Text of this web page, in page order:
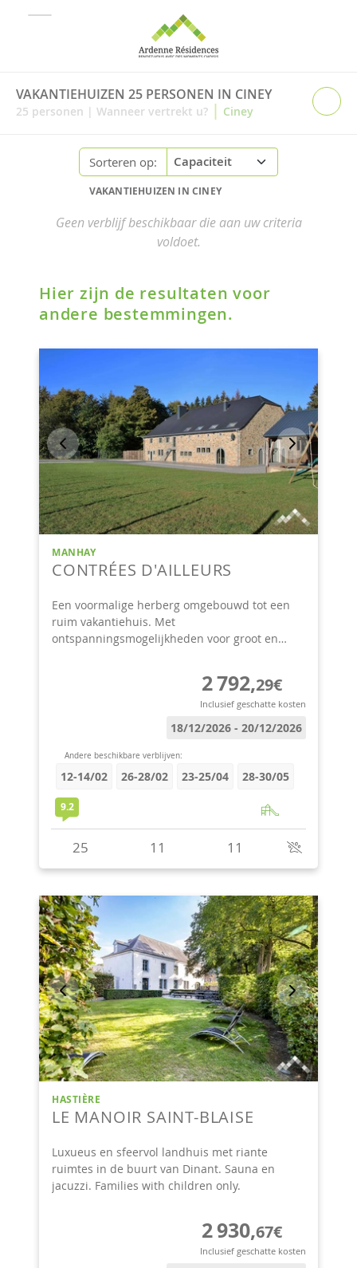
VAKANTIEHUIZEN 25 PERSONEN IN CINEY
25 personen | Wanneer vertrekt u? | Ciney
Sorteren op:
VAKANTIEHUIZEN IN CINEY
Geen verblijf beschikbaar die aan uw criteria
voldoet.
Hier zijn de resultaten voor
andere bestemmingen.